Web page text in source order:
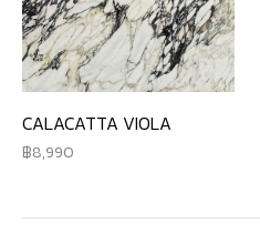
CALACATTA VIOLA
8,990